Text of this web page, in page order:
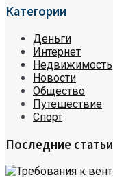
Категории
Деньги
Интернет
Недвижимость
Новости
Общество
Путешествие
Спорт
Последние статьи